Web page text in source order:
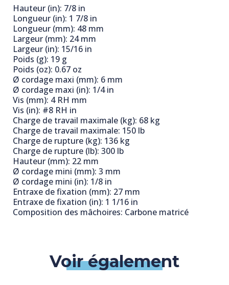
Hauteur (in): 7/8 in
Longueur (in): 1 7/8 in
Longueur (mm): 48 mm
Largeur (mm): 24 mm
Largeur (in): 15/16 in
Poids (g): 19 g
Poids (oz): 0.67 oz
Ø cordage maxi (mm): 6 mm
Ø cordage maxi (in): 1/4 in
Vis (mm): 4 RH mm
Vis (in): #8 RH in
Charge de travail maximale (kg): 68 kg
Charge de travail maximale: 150 lb
Charge de rupture (kg): 136 kg
Charge de rupture (lb): 300 lb
Hauteur (mm): 22 mm
Ø cordage mini (mm): 3 mm
Ø cordage mini (in): 1/8 in
Entraxe de fixation (mm): 27 mm
Entraxe de fixation (in): 1 1/16 in
Composition des mâchoires: Carbone matricé
Voir également